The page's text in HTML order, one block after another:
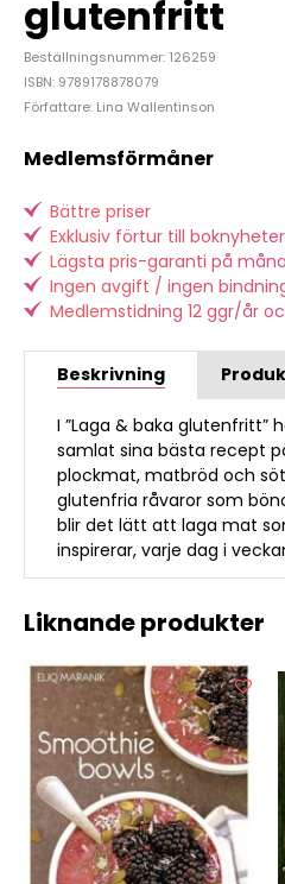
glutenfritt
Beställningsnummer: 126259
ISBN: 9789178878079
Författare: Lina Wallentinson
Medlemsförmåner
Bättre priser
Exklusiv förtur till boknyheter
Lägsta pris-garanti på
Ingen avgift / ingen
Medlemstidning 12 ggr/år
Beskrivning
I ”Laga & baka glutenfritt”
samlat sina bästa recept
plockmat, matbröd och
glutenfria råvaror som
blir det lätt att laga mat
inspirerar, varje dag i
Liknande produkter